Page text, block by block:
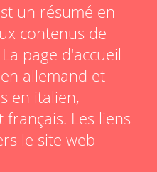
un résumé en
contenus de
page d'accueil
allemand et
en italien,
Les liens
le site web